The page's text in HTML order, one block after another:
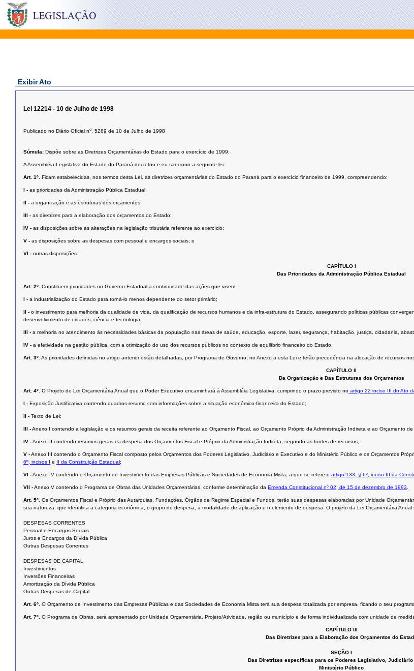
Exibir Ato
Lei 12214 - 10 de Julho de 1998
Publicado no Diário Oficial no. 5289 de 10 de Julho de 1998
Súmula: Dispõe sobre as Diretrizes Orçamentárias do Estado para o exercício de 1999.
A Assembléia Legislativa do Estado do Paraná decretou e eu sanciono a seguinte lei:
Art. 1º. Ficam estabelecidas, nos termos desta Lei, as diretrizes orçamentárias do Estado do Paraná para o exercício financeiro de 1999, compreendendo:
I - as prioridades da Administração Pública Estadual;
II - a organização e as estruturas dos orçamentos;
III - as diretrizes para a elaboração dos orçamentos do Estado;
IV - as disposições sobre as alterações na legislação tributária referente ao exercício;
V - as disposições sobre as despesas com pessoal e encargos sociais; e
VI - outras disposições.
CAPÍTULO I
Das Prioridades da Administração Pública Estadual
Art. 2º. Constituem prioridades no Governo Estadual a continuidade das ações que visem:
I - a industrialização do Estado para torná-lo menos dependente do setor primário;
II - o investimento para melhoria da qualidade de vida, da qualificação de recursos humanos e da infra-estrutura do Estado, assegurando políticas públicas
desenvolvimento de cidades, ciência e tecnologia;
III - a melhoria no atendimento às necessidades básicas da população nas áreas de saúde, educação, esporte, lazer, segurança, habitação, justiça, cidadania,
IV - a efetividade na gestão pública, com a otimização do uso dos recursos públicos no contexto de equilíbrio financeiro do Estado.
Art. 3º. As prioridades definidas no artigo anterior estão detalhadas, por Programa de Governo, no Anexo a esta Lei e terão precedência na alocação de recursos
CAPÍTULO II
Da Organização e Das Estruturas dos Orçamentos
Art. 4º. O Projeto de Lei Orçamentária Anual que o Poder Executivo encaminhará à Assembléia Legislativa, cumprindo o prazo previsto no artigo 22 inciso III do Ato
I - Exposição Justificativa contendo quadros-resumo com informações sobre a situação econômico-financeira do Estado;
II - Texto de Lei;
III -Anexo I contendo a legislação e os resumos gerais da receita referente ao Orçamento Fiscal, ao Orçamento Próprio da Administração Indireta e ao Orçamento
IV -Anexo II contendo resumos gerais da despesa dos Orçamentos Fiscal e Próprio da Administração Indireta, segundo as fontes de recursos;
V -Anexo III contendo o Orçamento Fiscal composto pelos Orçamentos dos Poderes Legislativo, Judiciário e Executivo e do Ministério Público e os Orçamentos
6º, incisos I e II da Constituição Estadual;
VI -Anexo IV contendo o Orçamento de Investimento das Empresas Públicas e Sociedades de Economia Mista, a que se refere o artigo 133, § 6º, inciso III da
VII -Anexo V contendo o Programa de Obras das Unidades Orçamentárias, conforme determinação da Emenda Constitucional nº 02, de 15 de dezembro de 1993
Art. 5º. Os Orçamentos Fiscal e Próprio das Autarquias, Fundações, Órgãos de Regime Especial e Fundos, terão suas despesas elaboradas por Unidade
sua natureza, que identifica a categoria econômica, o grupo de despesa, a modalidade de aplicação e o elemento de despesa. O projeto da Lei Orçamentária
DESPESAS CORRENTES
Pessoal e Encargos Sociais
Juros e Encargos da Dívida Pública
Outras Despesas Correntes
DESPESAS DE CAPITAL
Investimentos
Inversões Financeiras
Amortização da Dívida Pública
Outras Despesas de Capital
Art. 6º. O Orçamento de Investimento das Empresas Públicas e das Sociedades de Economia Mista terá sua despesa totalizada por empresa, ficando o seu
Art. 7º. O Programa de Obras, será apresentado por Unidade Orçamentária, Projeto/Atividade, região ou município e de forma individualizada com unidade de
CAPÍTULO III
Das Diretrizes para a Elaboração dos Orçamentos do
SEÇÃO I
Das Diretrizes específicas para os Poderes Legislativo, Judiciário
Ministério Público